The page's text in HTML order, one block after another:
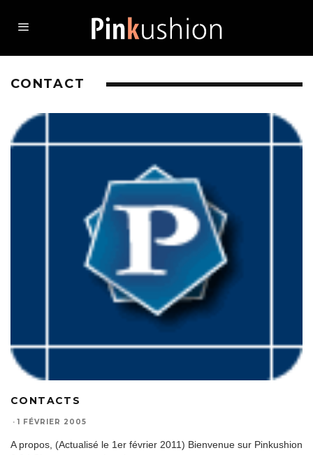
CONTACT
CONTACTS
· 1 FÉVRIER 2005
A propos, (Actualisé le 1er février 2011) Bienvenue sur Pinkushion